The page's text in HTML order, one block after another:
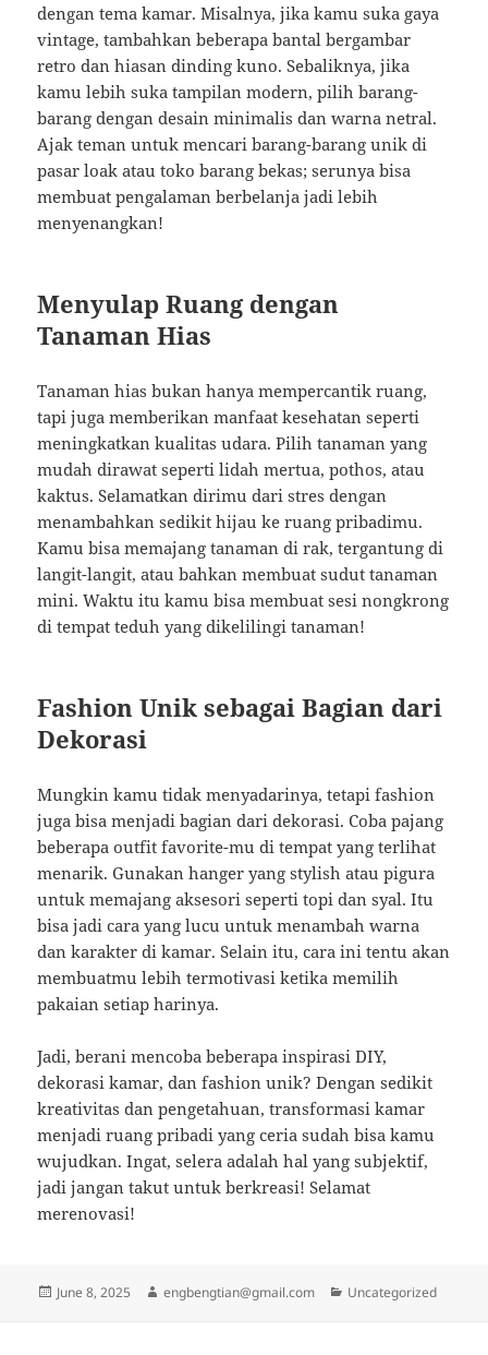
dengan tema kamar. Misalnya, jika kamu suka gaya
vintage, tambahkan beberapa bantal bergambar
retro dan hiasan dinding kuno. Sebaliknya, jika
kamu lebih suka tampilan modern, pilih barang-
barang dengan desain minimalis dan warna netral.
Ajak teman untuk mencari barang-barang unik di
pasar loak atau toko barang bekas; serunya bisa
membuat pengalaman berbelanja jadi lebih
menyenangkan!
Menyulap Ruang dengan
Tanaman Hias
Tanaman hias bukan hanya mempercantik ruang,
tapi juga memberikan manfaat kesehatan seperti
meningkatkan kualitas udara. Pilih tanaman yang
mudah dirawat seperti lidah mertua, pothos, atau
kaktus. Selamatkan dirimu dari stres dengan
menambahkan sedikit hijau ke ruang pribadimu.
Kamu bisa memajang tanaman di rak, tergantung di
langit-langit, atau bahkan membuat sudut tanaman
mini. Waktu itu kamu bisa membuat sesi nongkrong
di tempat teduh yang dikelilingi tanaman!
Fashion Unik sebagai Bagian dari
Dekorasi
Mungkin kamu tidak menyadarinya, tetapi fashion
juga bisa menjadi bagian dari dekorasi. Coba pajang
beberapa outfit favorite-mu di tempat yang terlihat
menarik. Gunakan hanger yang stylish atau pigura
untuk memajang aksesori seperti topi dan syal. Itu
bisa jadi cara yang lucu untuk menambah warna
dan karakter di kamar. Selain itu, cara ini tentu akan
membuatmu lebih termotivasi ketika memilih
pakaian setiap harinya.
Jadi, berani mencoba beberapa inspirasi DIY,
dekorasi kamar, dan fashion unik? Dengan sedikit
kreativitas dan pengetahuan, transformasi kamar
menjadi ruang pribadi yang ceria sudah bisa kamu
wujudkan. Ingat, selera adalah hal yang subjektif,
jadi jangan takut untuk berkreasi! Selamat
merenovasi!
Posted
June 8, 2025 Author
engbengtian@gmail.com Categories
Uncategorized